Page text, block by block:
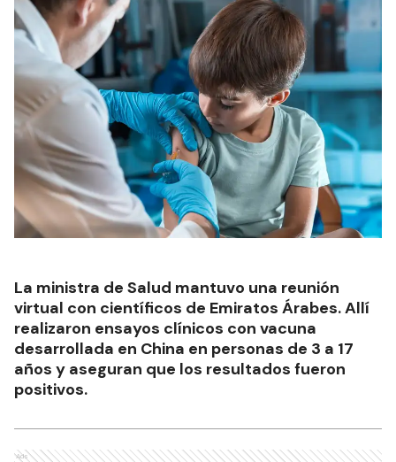
La ministra de Salud mantuvo una reunión
virtual con científicos de Emiratos Árabes. Allí
realizaron ensayos clínicos con vacuna
desarrollada en China en personas de 3 a 17
años y aseguran que los resultados fueron
positivos.
Ads